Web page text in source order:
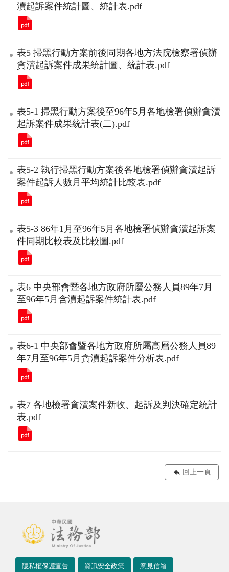
瀆起訴案件統計圖、統計表.pdf
表5 掃黑行動方案前後同期各地方法院檢察署偵辦
貪瀆起訴案件成果統計圖、統計表.pdf
表5-1 掃黑行動方案後至96年5月各地檢署偵辦貪瀆
起訴案件成果統計表(二).pdf
表5-2 執行掃黑行動方案後各地檢署偵辦貪瀆起訴
案件起訴人數月平均統計比較表.pdf
表5-3 86年1月至96年5月各地檢署偵辦貪瀆起訴案
件同期比較表及比較圖.pdf
表6 中央部會暨各地方政府所屬公務人員89年7月
至96年5月含瀆起訴案件統計表.pdf
表6-1 中央部會暨各地方政府所屬高層公務人員89
年7月至96年5月貪瀆起訴案件分析表.pdf
表7 各地檢署貪瀆案件新收、起訴及判決確定統計
表.pdf
回上一頁
隱私權保護宣告 資訊安全政策 意見信箱